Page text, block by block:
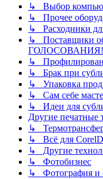
↳ Выбор
↳ Прочее
↳ Расходники
↳ Поставщики
↳
↳ Брак при
↳ Упаковка
↳ Сам себе
↳ Идеи для
Другие печатные
↳
↳ Всё для
↳ Другие
↳ Фотобизнес
↳ Фотография и